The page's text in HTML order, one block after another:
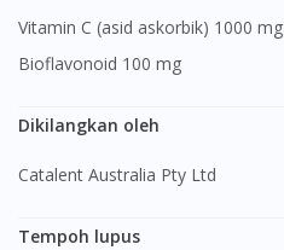
Vitamin C (asid askorbik) 1000 mg
Bioflavonoid 100 mg
Dikilangkan oleh
Catalent Australia Pty Ltd
Tempoh lupus